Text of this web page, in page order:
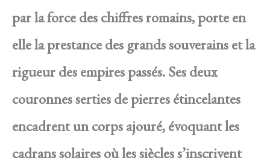
par la force des chiffres romains, porte en
elle la prestance des grands souverains et la
rigueur des empires passés. Ses deux
couronnes serties de pierres étincelantes
encadrent un corps ajouré, évoquant les
cadrans solaires où les siècles s’inscrivent